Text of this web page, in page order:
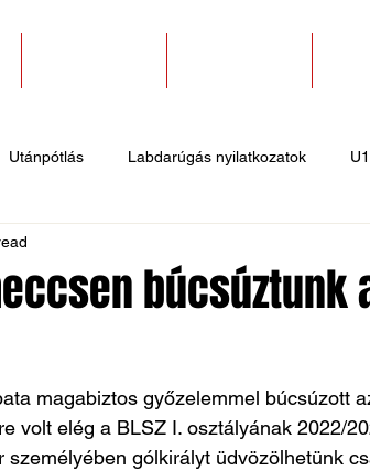
Utánpótlás Labdarúgás nyilatkozatok
hírek
búcsúztunk
magabiztos győzelemmel búcsúzott
volt elég a BLSZ I. osztályának 2022/
személyében gólkirályt üdvözölhetünk